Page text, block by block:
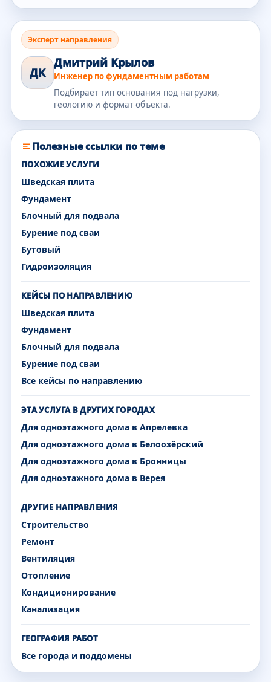
Эксперт направления
ДК
Дмитрий Крылов
Инженер по фундаментным работам
Подбирает тип основания под нагрузки,
геологию и формат объекта.
Полезные ссылки по теме
ПОХОЖИЕ УСЛУГИ
Шведская плита
Фундамент
Блочный для подвала
Бурение под сваи
Бутовый
Гидроизоляция
КЕЙСЫ ПО НАПРАВЛЕНИЮ
Шведская плита
Фундамент
Блочный для подвала
Бурение под сваи
Все кейсы по направлению
ЭТА УСЛУГА В ДРУГИХ ГОРОДАХ
Для одноэтажного дома в Апрелевка
Для одноэтажного дома в Белоозёрский
Для одноэтажного дома в Бронницы
Для одноэтажного дома в Верея
ДРУГИЕ НАПРАВЛЕНИЯ
Строительство
Ремонт
Вентиляция
Отопление
Кондиционирование
Канализация
ГЕОГРАФИЯ РАБОТ
Все города и поддомены